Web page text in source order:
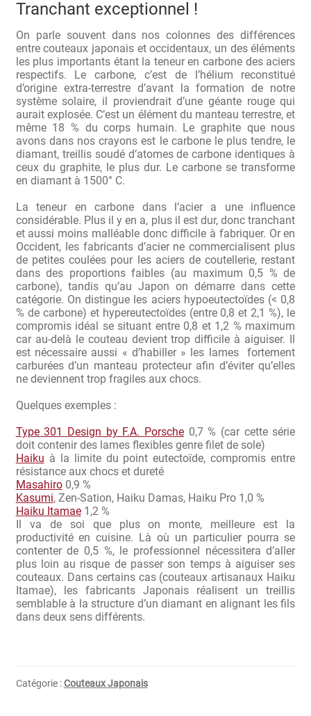
Bocuse d’Or
Ma sélection
Mentions légales
Mon Compte
Partenaires
Plan du site
Politique de confidentialité
Politique en matière de remboursements et de retours
Questions / Réponses
Questions-Réponses?
Revendeurs
Revue de presse
Téléchargements
Thank you for booking
Tous les articles
Trouver mon couteau
Trouver mon magasin
Tranchant exceptionnel !
On parle souvent dans nos colonnes des différences
entre couteaux japonais et occidentaux, un des éléments
les plus importants étant la teneur en carbone des aciers
respectifs. Le carbone, c’est de l’hélium reconstitué
d’origine extra-terrestre d’avant la formation de notre
système solaire, il proviendrait d’une géante rouge qui
aurait explosée. C’est un élément du manteau terrestre, et
même 18 % du corps humain. Le graphite que nous
avons dans nos crayons est le carbone le plus tendre, le
diamant, treillis soudé d’atomes de carbone identiques à
ceux du graphite, le plus dur. Le carbone se transforme
en diamant à 1500° C.
La teneur en carbone dans l’acier a une influence
considérable. Plus il y en a, plus il est dur, donc tranchant
et aussi moins malléable donc difficile à fabriquer. Or en
Occident, les fabricants d’acier ne commercialisent plus
de petites coulées pour les aciers de coutellerie, restant
dans des proportions faibles (au maximum 0,5 % de
carbone), tandis qu’au Japon on démarre dans cette
catégorie. On distingue les aciers hypoeutectoïdes (< 0,8
% de carbone) et hypereutectoïdes (entre 0,8 et 2,1 %), le
compromis idéal se situant entre 0,8 et 1,2 % maximum
car au-delà le couteau devient trop difficile à aiguiser. Il
est nécessaire aussi « d’habiller » les lames fortement
carburées d’un manteau protecteur afin d’éviter qu’elles
ne deviennent trop fragiles aux chocs.
Quelques exemples :
Type 301 Design by F.A. Porsche 0,7 % (car cette série
doit contenir des lames flexibles genre filet de sole)
Haiku à la limite du point eutectoïde, compromis entre
résistance aux chocs et dureté
Masahiro0,9 %
Kasumi, Zen-Sation, Haiku Damas, Haiku Pro 1,0 %
Haiku Itamae1,2 %
Il va de soi que plus on monte, meilleure est la
productivité en cuisine. Là où un particulier pourra se
contenter de 0,5 %, le professionnel nécessitera d’aller
plus loin au risque de passer son temps à aiguiser ses
couteaux. Dans certains cas (couteaux artisanaux Haiku
Itamae), les fabricants Japonais réalisent un treillis
semblable à la structure d’un diamant en alignant les fils
dans deux sens différents.
Catégorie :Couteaux Japonais